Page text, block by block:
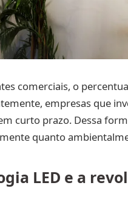
comerciais, o
empresas que
curto prazo. Dessa
quanto
LED e a